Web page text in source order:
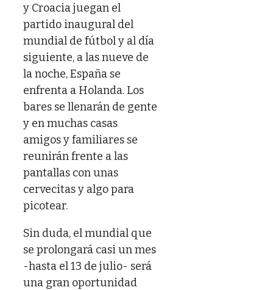
y Croacia juegan el
partido inaugural del
mundial de fútbol y al día
siguiente, a las nueve de
la noche, España se
enfrenta a Holanda. Los
bares se llenarán de gente
y en muchas casas
amigos y familiares se
reunirán frente a las
pantallas con unas
cervecitas y algo para
picotear.
Sin duda, el mundial que
se prolongará casi un mes
-hasta el 13 de julio- será
una gran oportunidad